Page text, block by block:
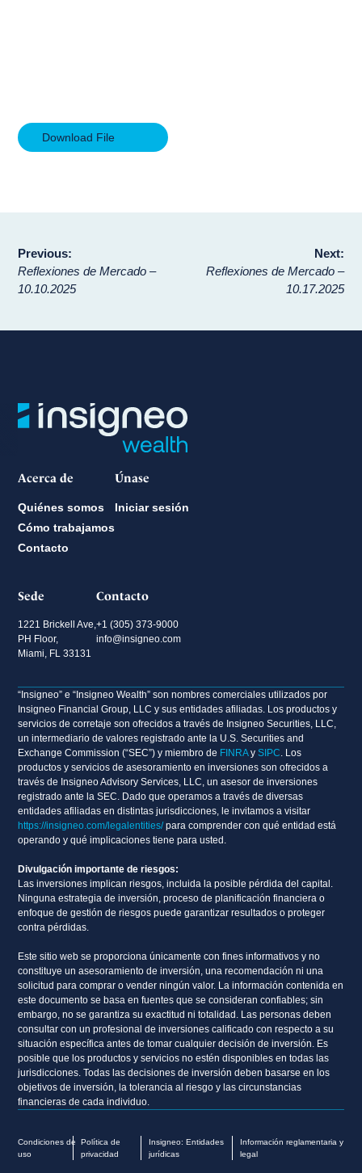
Download File
Navegación
de
Previous:
Reflexiones de Mercado –
10.10.2025
Next:
Reflexiones de Mercado –
10.17.2025
Acerca de
Quiénes somos
Cómo trabajamos
Contacto
Únase
Iniciar sesión
Sede
1221 Brickell Ave,
PH Floor,
Miami, FL 33131
Contacto
+1 (305) 373-9000
info@insigneo.com
“Insigneo” e “Insigneo Wealth” son nombres comerciales utilizados por
Insigneo Financial Group, LLC y sus entidades afiliadas. Los productos y
servicios de corretaje son ofrecidos a través de Insigneo Securities, LLC,
un intermediario de valores registrado ante la U.S. Securities and
Exchange Commission (“SEC”) y miembro de FINRAySIPC. Los
productos y servicios de asesoramiento en inversiones son ofrecidos a
través de Insigneo Advisory Services, LLC, un asesor de inversiones
registrado ante la SEC. Dado que operamos a través de diversas
entidades afiliadas en distintas jurisdicciones, le invitamos a visitar
https://insigneo.com/legalentities/para comprender con qué entidad está
operando y qué implicaciones tiene para usted.
Divulgación importante de riesgos:
Las inversiones implican riesgos, incluida la posible pérdida del capital.
Ninguna estrategia de inversión, proceso de planificación financiera o
enfoque de gestión de riesgos puede garantizar resultados o proteger
contra pérdidas.
Este sitio web se proporciona únicamente con fines informativos y no
constituye un asesoramiento de inversión, una recomendación ni una
solicitud para comprar o vender ningún valor. La información contenida en
este documento se basa en fuentes que se consideran confiables; sin
embargo, no se garantiza su exactitud ni totalidad. Las personas deben
consultar con un profesional de inversiones calificado con respecto a su
situación específica antes de tomar cualquier decisión de inversión. Es
posible que los productos y servicios no estén disponibles en todas las
jurisdicciones. Todas las decisiones de inversión deben basarse en los
objetivos de inversión, la tolerancia al riesgo y las circunstancias
financieras de cada individuo.
Condiciones de
uso
Política de
privacidad
Insigneo: Entidades
jurídicas
Información reglamentaria y
legal